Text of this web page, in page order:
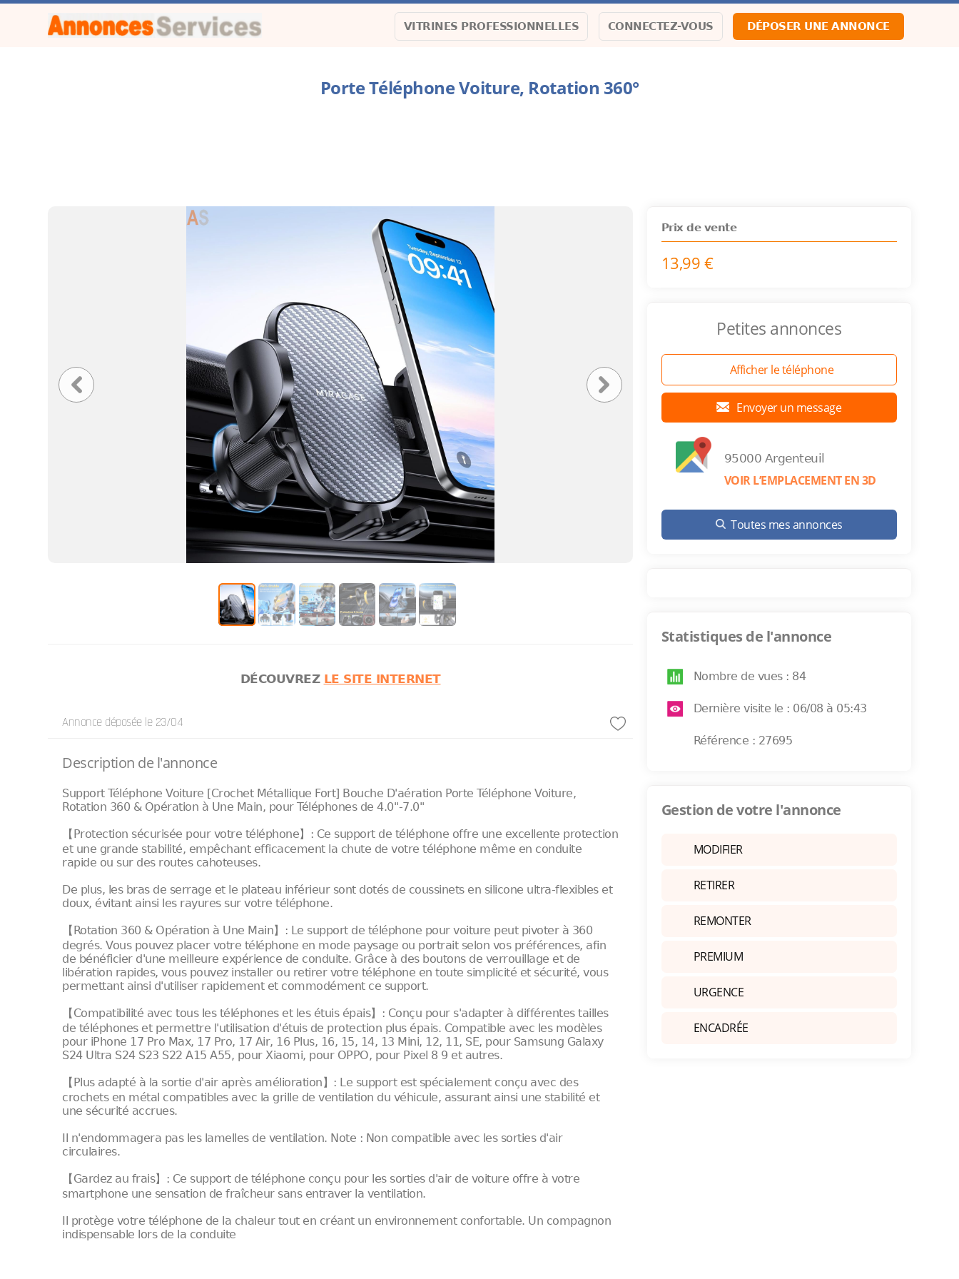
VITRINES PROFESSIONNELLES CONNECTEZ-VOUS DÉPOSER UNE ANNONCE
Porte Téléphone Voiture, Rotation 360°
DÉCOUVREZ LE SITE INTERNET
Annonce déposée le 23/04
Description de l'annonce
Support Téléphone Voiture [Crochet Métallique Fort] Bouche D'aération Porte Téléphone Voiture,
Rotation 360 & Opération à Une Main, pour Téléphones de 4.0''-7.0''
【Protection sécurisée pour votre téléphone】: Ce support de téléphone offre une excellente protection
et une grande stabilité, empêchant efficacement la chute de votre téléphone même en conduite
rapide ou sur des routes cahoteuses.
De plus, les bras de serrage et le plateau inférieur sont dotés de coussinets en silicone ultra-flexibles et
doux, évitant ainsi les rayures sur votre téléphone.
【Rotation 360 & Opération à Une Main】: Le support de téléphone pour voiture peut pivoter à 360
degrés. Vous pouvez placer votre téléphone en mode paysage ou portrait selon vos préférences, afin
de bénéficier d'une meilleure expérience de conduite. Grâce à des boutons de verrouillage et de
libération rapides, vous pouvez installer ou retirer votre téléphone en toute simplicité et sécurité, vous
permettant ainsi d'utiliser rapidement et commodément ce support.
【Compatibilité avec tous les téléphones et les étuis épais】: Conçu pour s'adapter à différentes tailles
de téléphones et permettre l'utilisation d'étuis de protection plus épais. Compatible avec les modèles
pour iPhone 17 Pro Max, 17 Pro, 17 Air, 16 Plus, 16, 15, 14, 13 Mini, 12, 11, SE, pour Samsung Galaxy
S24 Ultra S24 S23 S22 A15 A55, pour Xiaomi, pour OPPO, pour Pixel 8 9 et autres.
【Plus adapté à la sortie d'air après amélioration】: Le support est spécialement conçu avec des
crochets en métal compatibles avec la grille de ventilation du véhicule, assurant ainsi une stabilité et
une sécurité accrues.
Il n'endommagera pas les lamelles de ventilation. Note : Non compatible avec les sorties d'air
circulaires.
【Gardez au frais】: Ce support de téléphone conçu pour les sorties d'air de voiture offre à votre
smartphone une sensation de fraîcheur sans entraver la ventilation.
Il protège votre téléphone de la chaleur tout en créant un environnement confortable. Un compagnon
indispensable lors de la conduite
Prix de vente
13,99 €
Petites annonces
Afficher le téléphone
Envoyer un message
95000 Argenteuil
VOIR L’EMPLACEMENT EN 3D
Toutes mes annonces
Statistiques de l'annonce
Nombre de vues : 84
Dernière visite le : 06/08 à 05:43
Référence : 27695
Gestion de votre l'annonce
MODIFIER
RETIRER
REMONTER
PREMIUM
URGENCE
ENCADRÉE